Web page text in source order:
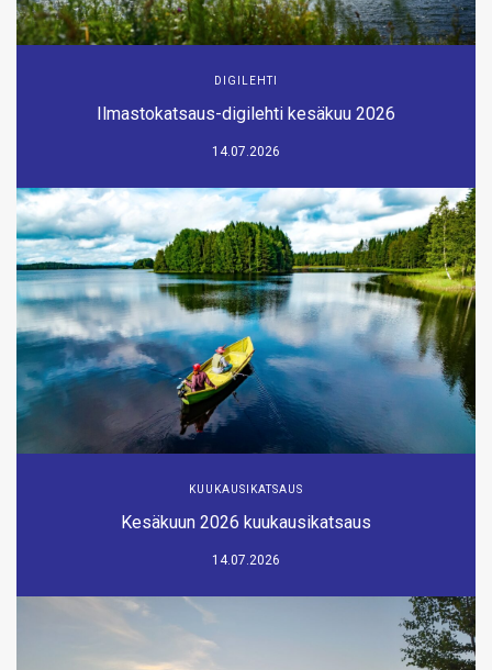
DIGILEHTI
Ilmastokatsaus-digilehti kesäkuu 2026
14.07.2026
KUUKAUSIKATSAUS
Kesäkuun 2026 kuukausikatsaus
14.07.2026